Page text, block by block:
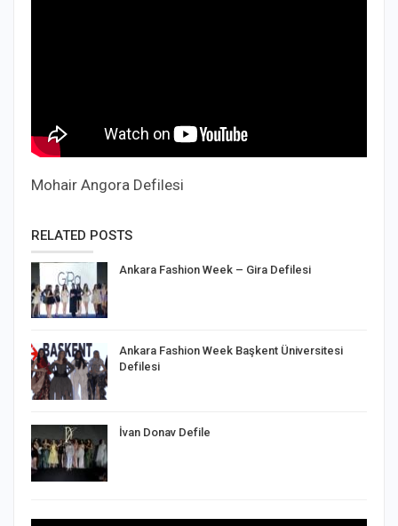
Mohair Angora Defilesi
RELATED POSTS
Ankara Fashion Week – Gira Defilesi
Ankara Fashion Week Başkent Üniversitesi
Defilesi
İvan Donav Defile